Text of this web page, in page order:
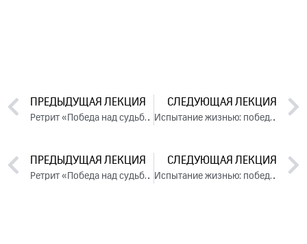
ПРЕДЫДУЩАЯ ЛЕКЦИЯ
Ретрит «Победа над судьбой» (2024)
СЛЕДУЮЩАЯ ЛЕКЦИЯ
Испытание жизнью: победа над обстоятельствами. День 1. Часть 1 (2024)
ПРЕДЫДУЩАЯ ЛЕКЦИЯ
Ретрит «Победа над судьбой» (2024)
СЛЕДУЮЩАЯ ЛЕКЦИЯ
Испытание жизнью: победа над обстоятельствами. День 1. Часть 1 (2024)